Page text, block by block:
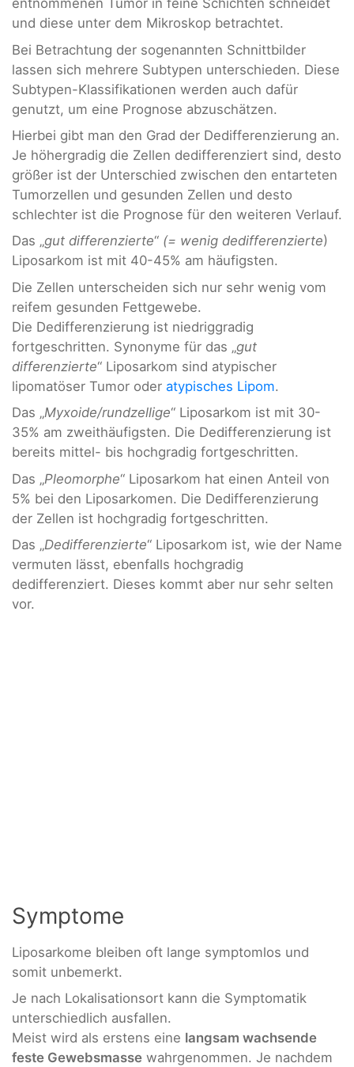
entnommenen Tumor in feine Schichten schneidet
und diese unter dem Mikroskop betrachtet.
Bei Betrachtung der sogenannten Schnittbilder
lassen sich mehrere Subtypen unterschieden. Diese
Subtypen-Klassifikationen werden auch dafür
genutzt, um eine Prognose abzuschätzen.
Hierbei gibt man den Grad der Dedifferenzierung an.
Je höhergradig die Zellen dedifferenziert sind, desto
größer ist der Unterschied zwischen den entarteten
Tumorzellen und gesunden Zellen und desto
schlechter ist die Prognose für den weiteren Verlauf.
Das „gut differenzierte“ (= wenig dedifferenzierte)
Liposarkom ist mit 40-45% am häufigsten.
Die Zellen unterscheiden sich nur sehr wenig vom
reifem gesunden Fettgewebe.
Die Dedifferenzierung ist niedriggradig
fortgeschritten. Synonyme für das „gut
differenzierte“ Liposarkom sind atypischer
lipomatöser Tumor oder atypisches Lipom.
Das „Myxoide/rundzellige“ Liposarkom ist mit 30-
35% am zweithäufigsten. Die Dedifferenzierung ist
bereits mittel- bis hochgradig fortgeschritten.
Das „Pleomorphe“ Liposarkom hat einen Anteil von
5% bei den Liposarkomen. Die Dedifferenzierung
der Zellen ist hochgradig fortgeschritten.
Das „Dedifferenzierte“ Liposarkom ist, wie der Name
vermuten lässt, ebenfalls hochgradig
dedifferenziert. Dieses kommt aber nur sehr selten
vor.
Symptome
Liposarkome bleiben oft lange symptomlos und
somit unbemerkt.
Je nach Lokalisationsort kann die Symptomatik
unterschiedlich ausfallen.
Meist wird als erstens eine langsam wachsende
feste Gewebsmasse wahrgenommen. Je nachdem